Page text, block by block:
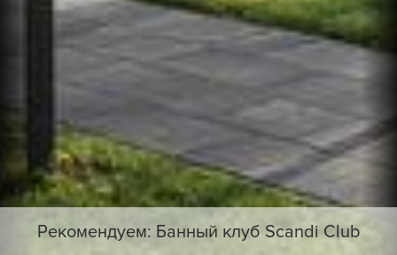
Рекомендуем: Банный клуб Scandi Club